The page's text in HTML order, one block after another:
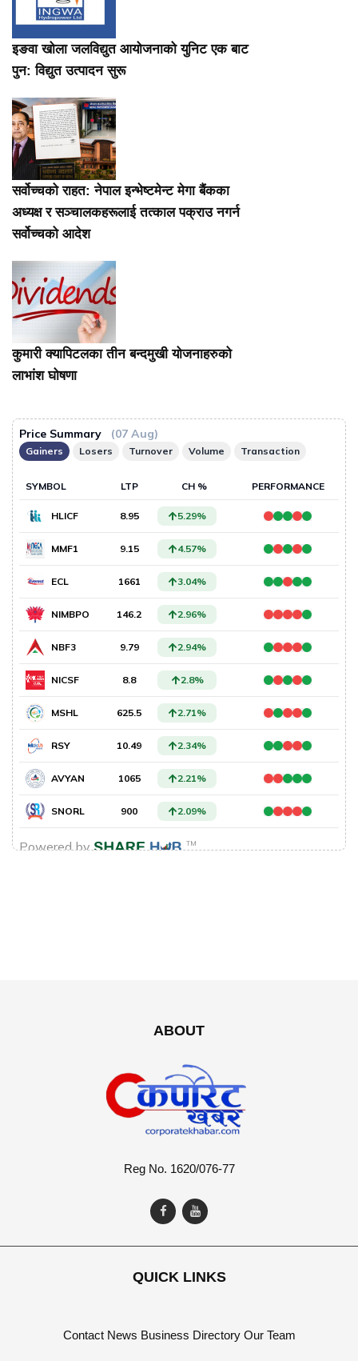
इङवा खोला जलविद्युत आयोजनाको युनिट एक बाट
पुन: विद्युत उत्पादन सुरू
सर्वोच्चको राहत: नेपाल इन्भेष्टमेन्ट मेगा बैंकका
अध्यक्ष र सञ्चालकहरूलाई तत्काल पक्राउ नगर्न
सर्वोच्चको आदेश
कुमारी क्यापिटलका तीन बन्दमुखी योजनाहरुको
लाभांश घोषणा
ABOUT
Reg No. 1620/076-77
QUICK LINKS
Contact News Business Directory Our Team